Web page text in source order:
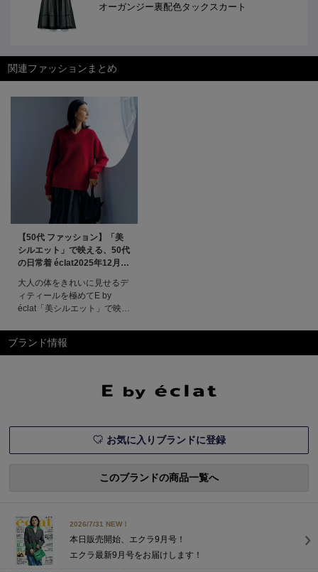
オーガンジー裏配色タックスカート
関連ファッションまとめ
【50代 ファッション】「美
シルエット」で映える、50代
の日常着 éclat2025年12月号
大人の体をきれいに見せるデ
ィティールを極めてE by
éclat「美シルエット」で映え
を支えるワードローブとして
定評のある「E by éclat」。
美しく見えるよう細部にまで
こだわりぬいているから。特
ブランド情報
お気に入りブランドに登録
このブランドの商品一覧へ
2026/7/31 NEW！
本日販売開始、エクラ9月号！
エクラ最新9月号をお届けします！